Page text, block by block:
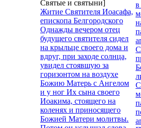
Святые и святыни]
Житие Святителя Иоасафа,
епископа Белгородского
Однажды вечером отец
будущего святителя сидел
на крыльце своего дома и
вдруг, при заходе солнца,
увидел стоявшую за
горизонтом на воздухе
Божию Матерь с Ангелом
и у ног Их сына своего
Иоакима, стоящего на
коленях и приносящего
Божией Матери молитвы.
в